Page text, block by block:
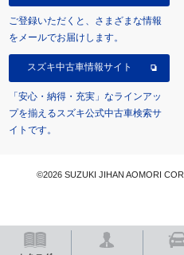
ご登録いただくと、さまざまな情報
をメールでお届けします。
スズキ中古車情報サイト
「安心・納得・充実」なラインアッ
プを揃えるスズキ公式中古車検索サ
イトです。
©2026 SUZUKI JIHAN AOMORI